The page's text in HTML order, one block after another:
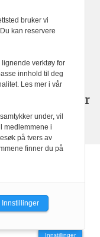
Her
Innstillinger
bruker vi
kan reservere
verktøy for
innhold til deg
Les mer i vår
under, vil
medlemmene i
på tvers av
finner du på
Innstillinger